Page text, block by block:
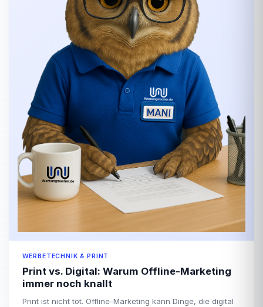
WERBETECHNIK & PRINT
Print vs. Digital: Warum Offline-Marketing
immer noch knallt
Print ist nicht tot. Offline-Marketing kann Dinge, die digital